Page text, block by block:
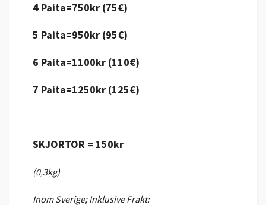
4 Paita=750kr (75€)
5 Paita=950kr (95€)
6 Paita=1100kr (110€)
7 Paita=1250kr (125€)
SKJORTOR = 150kr
(0,3kg)
Inom Sverige; Inklusive Frakt: